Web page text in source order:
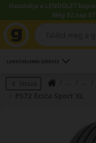
Használja a LENDÜLET
Még 52 nap
LEGKÖZELEBBI SZERVIZ
Vissza